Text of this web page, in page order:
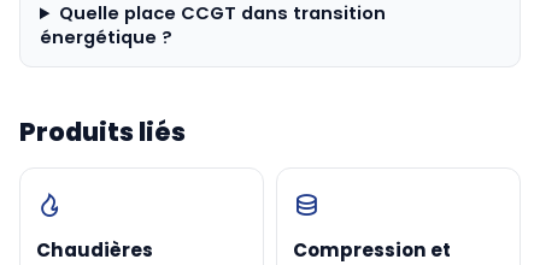
Quelle place CCGT dans transition
énergétique ?
Produits liés
Chaudières
Compression et